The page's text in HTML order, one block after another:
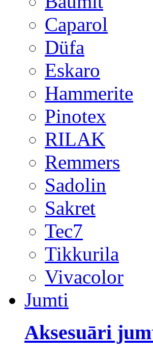
Caparol
Düfa
Eskaro
Hammerite
Pinotex
RILAK
Remmers
Sadolin
Sakret
Tec7
Tikkurila
Vivacolor
Jumti
Aksesuāri